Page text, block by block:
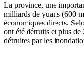
La province, une
milliards de yuans (600
économiques directs.
ont été détruits et plus de
détruites par les